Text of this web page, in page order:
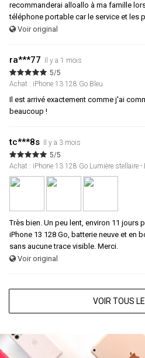
recommanderai alloallo à ma famille
téléphone portable car le service et les
Voir original
ra***77
Il y a 1 mois
5/5
Achat : iPhone 13 128 Go Bleu
Il est arrivé exactement comme j'ai
beaucoup !
tc***8s
Il y a 3 mois
5/5
Achat : iPhone 13 128 Go Lumière stellaire -
Très bien. Un peu lent, environ 11 jours
iPhone 13 128 Go, batterie neuve et en
sans aucune trace visible. Merci.
Voir original
VOIR TOUS